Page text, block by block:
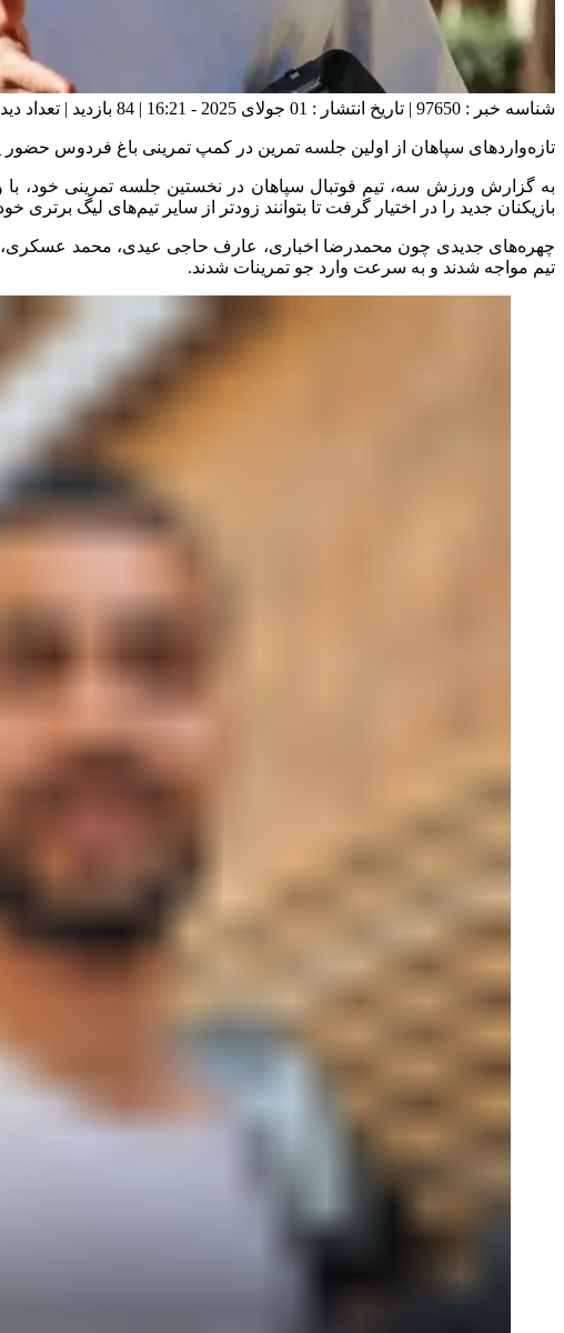
شناسه خبر : 97650 | تاریخ انتشار : 01 جولای 2025 - 16:21 | 84 بازدید | تعداد دیدگاه :
تازه‌واردهای سپاهان از اولین جلسه تمرین در کمپ تمرینی باغ فردوس حضور
به گزارش ورزش سه، تیم فوتبال سپاهان در نخستین جلسه تمرینی خود، با
بازیکنان جدید را در اختیار گرفت تا بتوانند زودتر از سایر تیم‌های لیگ برتری
چهره‌های جدیدی چون محمدرضا اخباری، عارف حاجی عیدی، محمد عسکری،
تیم مواجه شدند و به سرعت وارد جو تمرینات شدند.